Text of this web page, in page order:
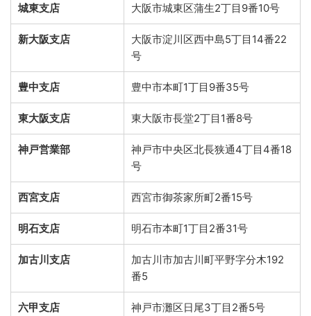
城東支店 大阪市城東区蒲生2丁目9番10号
新大阪支店
大阪市淀川区西中島5丁目14番22
号
豊中支店 豊中市本町1丁目9番35号
東大阪支店 東大阪市長堂2丁目1番8号
神戸営業部
神戸市中央区北長狭通4丁目4番18
号
西宮支店 西宮市御茶家所町2番15号
明石支店 明石市本町1丁目2番31号
加古川支店
加古川市加古川町平野字分木192
番5
六甲支店
神戸市灘区日尾3丁目2番5号